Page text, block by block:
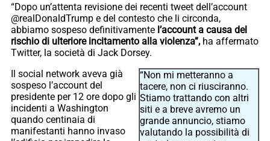
“Dopo un’attenta revisione dei recenti tweet dell’account
@realDonaldTrump e del contesto che li circonda,
abbiamo sospeso definitivamente l’account a causa del
rischio di ulteriore incitamento alla violenza”, ha affermato
Twitter, la società di Jack Dorsey.
“Non mi metteranno a
tacere, non ci riusciranno.
Stiamo trattando con altri
siti e a breve avremo un
grande annuncio, stiamo
valutando la possibilità di
Il social network aveva già
sospeso l’account del
presidente per 12 ore dopo gli
incidenti a Washington
quando centinaia di
manifestanti hanno invaso